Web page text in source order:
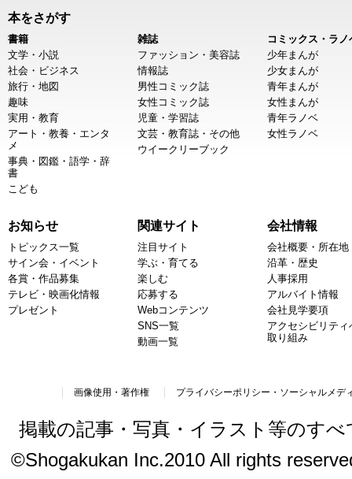
本をさがす
書籍
文学・小説
社会・ビジネス
旅行・地図
趣味
実用・教育
アート・教養・エンタ
メ
事典・図鑑・語学・辞
書
こども
雑誌
ファッション・美容誌
情報誌
男性コミック誌
女性コミック誌
児童・学習誌
文芸・教育誌・その他
ウイークリーブック
コミックス・ラノ
少年まんが
少女まんが
青年まんが
女性まんが
青年ラノベ
女性ラノベ
お知らせ
トピックス一覧
サイン会・イベント
各賞・作品募集
テレビ・映画化情報
プレゼント
関連サイト
注目サイト
学ぶ・育てる
楽しむ
応募する
Webコンテンツ
SNS一覧
動画一覧
会社情報
会社概要・所在地
沿革・歴史
人事採用
アルバイト情報
会社見学要項
アクセシビリティ
取り組み
画像使用・著作権 プライバシーポリシー・ソーシャルメデ
掲載の記事・写真・イラスト等のす
©Shogakukan Inc.2010 All rights